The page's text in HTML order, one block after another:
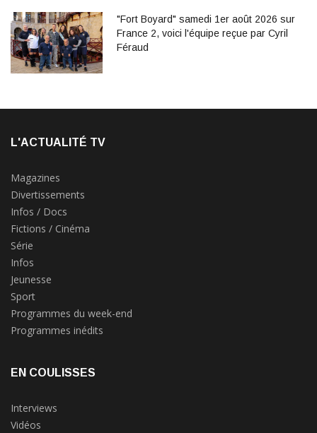
"Fort Boyard" samedi 1er août 2026 sur
France 2, voici l'équipe reçue par Cyril
Féraud
L'ACTUALITÉ TV
Magazines
Divertissements
Infos / Docs
Fictions / Cinéma
Série
Infos
Jeunesse
Sport
Programmes du week-end
Programmes inédits
EN COULISSES
Interviews
Vidéos